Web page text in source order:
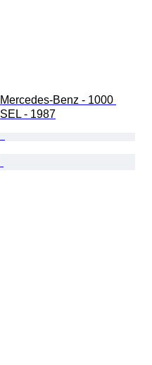
Mercedes-Benz - 1000
SEL - 1987